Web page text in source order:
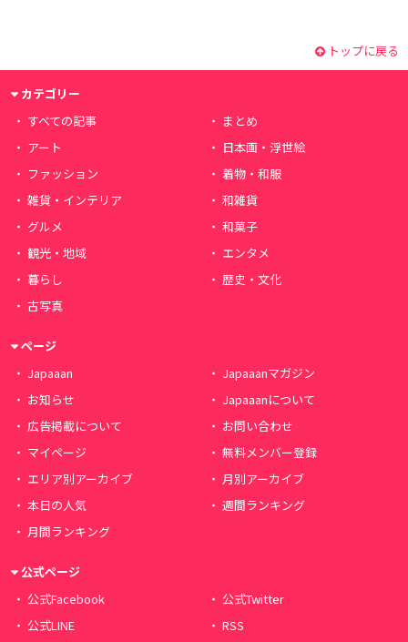
トップに戻る
カテゴリー
すべての記事
まとめ
アート
日本画・浮世絵
ファッション
着物・和服
雑貨・インテリア
和雑貨
グルメ
和菓子
観光・地域
エンタメ
暮らし
歴史・文化
古写真
ページ
Japaaan
Japaaanマガジン
お知らせ
Japaaanについて
広告掲載について
お問い合わせ
マイページ
無料メンバー登録
エリア別アーカイブ
月別アーカイブ
本日の人気
週間ランキング
月間ランキング
公式ページ
公式Facebook
公式Twitter
公式LINE
RSS